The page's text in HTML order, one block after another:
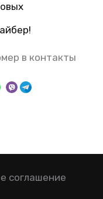
в контакты
соглашение